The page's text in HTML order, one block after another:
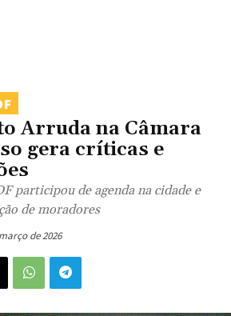
Arruda na Câmara
gera críticas e
participou de agenda na cidade e
de moradores
de 2026